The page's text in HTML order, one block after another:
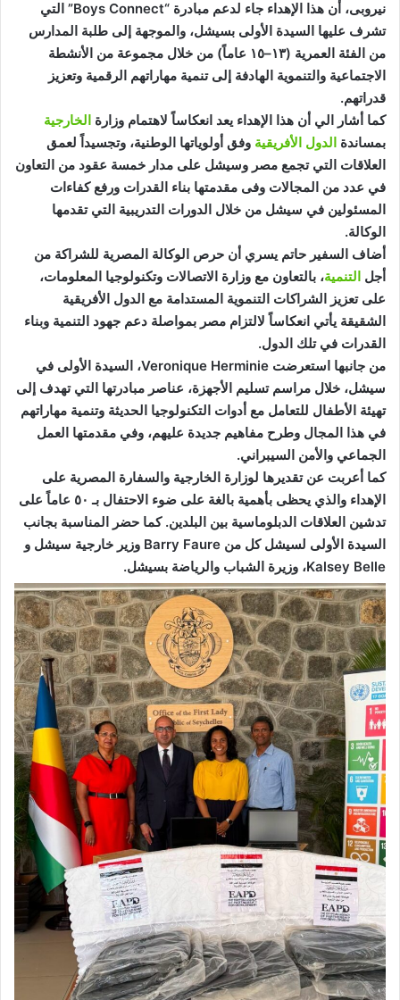
نيروبى، أن هذا الإهداء جاء لدعم مبادرة “Boys Connect” التي
تشرف عليها السيدة الأولى بسيشل، والموجهة إلى طلبة المدارس
من الفئة العمرية (١٣–١٥ عاماً) من خلال مجموعة من الأنشطة
الاجتماعية والتنموية الهادفة إلى تنمية مهاراتهم الرقمية وتعزيز
قدراتهم.
كما أشار الي أن هذا الإهداء يعد انعكاساً لاهتمام وزارة الخارجية
بمساندة الدول الأفريقية وفق أولوياتها الوطنية، وتجسيداً لعمق
العلاقات التي تجمع مصر وسيشل على مدار خمسة عقود من التعاون
في عدد من المجالات وفى مقدمتها بناء القدرات ورفع كفاءات
المسئولين في سيشل من خلال الدورات التدريبية التي تقدمها
الوكالة.
أضاف السفير حاتم يسري أن حرص الوكالة المصرية للشراكة من
أجل التنمية، بالتعاون مع وزارة الاتصالات وتكنولوجيا المعلومات،
على تعزيز الشراكات التنموية المستدامة مع الدول الأفريقية
الشقيقة يأتي انعكاساً لالتزام مصر بمواصلة دعم جهود التنمية وبناء
القدرات في تلك الدول.
من جانبها استعرضت Veronique Herminie، السيدة الأولى في
سيشل، خلال مراسم تسليم الأجهزة، عناصر مبادرتها التي تهدف إلى
تهيئة الأطفال للتعامل مع أدوات التكنولوجيا الحديثة وتنمية مهاراتهم
في هذا المجال وطرح مفاهيم جديدة عليهم، وفي مقدمتها العمل
الجماعي والأمن السيبراني.
كما أعربت عن تقديرها لوزارة الخارجية والسفارة المصرية على
الإهداء والذي يحظى بأهمية بالغة على ضوء الاحتفال بـ ٥٠ عاماً على
تدشين العلاقات الدبلوماسية بين البلدين. كما حضر المناسبة بجانب
السيدة الأولى لسيشل كل من Barry Faure وزير خارجية سيشل و
Kalsey Belle، وزيرة الشباب والرياضة بسيشل.